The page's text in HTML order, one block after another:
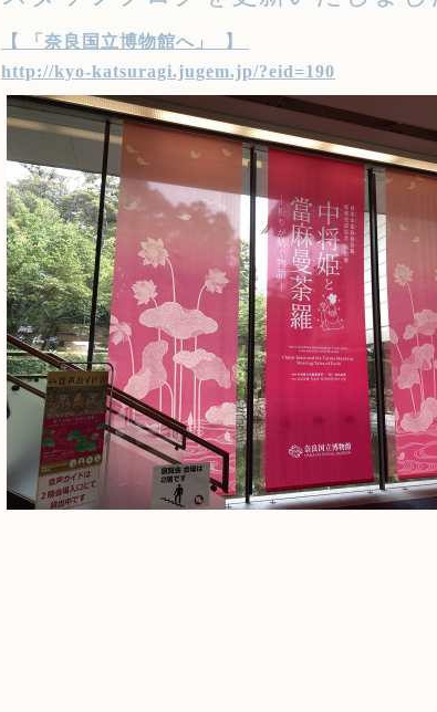
【 「 奈良国立博物館へ 」
】
http://kyo-katsuragi.jugem.jp/?eid=190